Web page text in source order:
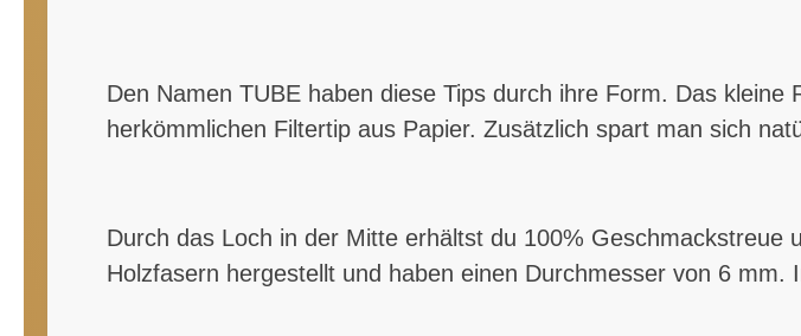
Den Namen TUBE haben diese Tips durch ihre Form. Das
herkömmlichen Filtertip aus Papier. Zusätzlich spart man sich
Durch das Loch in der Mitte erhältst du 100%
Holzfasern hergestellt und haben einen Durchmesser von 6